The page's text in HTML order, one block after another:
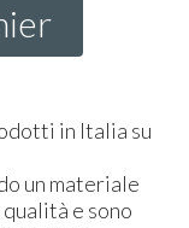
in Italia su
un materiale
e sono